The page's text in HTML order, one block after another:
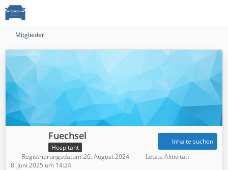
Mitglieder
Fuechsel
Hospitant
Inhalte suchen
Registrierungsdatum 20. August 2024
Letzte Aktivität
8. Juni 2025 um 14:24